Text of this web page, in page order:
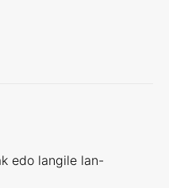
edo langile lan-